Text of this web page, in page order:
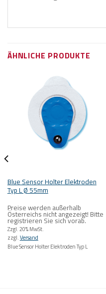
ÄHNLICHE PRODUKTE
Blue Sensor Holter Elektroden
Typ L Ø 55mm
Preise werden außerhalb
Österreichs nicht angezeigt! Bitte
registrieren Sie sich vorab.
Zzgl. 20% MwSt.
zzgl.Versand
Blue Sensor Holter Elektroden Typ L